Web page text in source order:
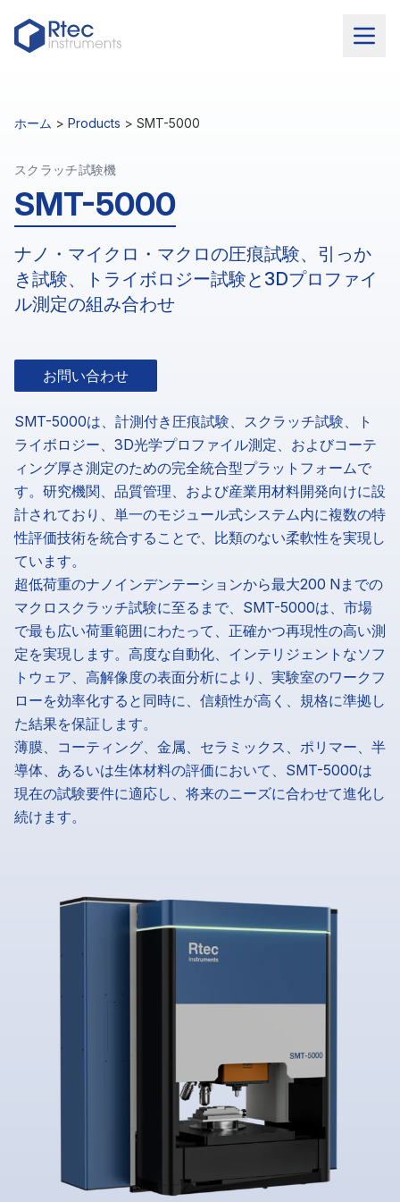
ホーム > Products > SMT-5000
スクラッチ試験機
SMT-5000
ナノ・マイクロ・マクロの圧痕試験、引っか
き試験、トライボロジー試験と3Dプロファイ
ル測定の組み合わせ
お問い合わせ
SMT-5000は、計測付き圧痕試験、スクラッチ試験、ト
ライボロジー、3D光学プロファイル測定、およびコーテ
ィング厚さ測定のための完全統合型プラットフォームで
す。研究機関、品質管理、および産業用材料開発向けに設
計されており、単一のモジュール式システム内に複数の特
性評価技術を統合することで、比類のない柔軟性を実現し
ています。
超低荷重のナノインデンテーションから最大200 Nまでの
マクロスクラッチ試験に至るまで、SMT-5000は、市場
で最も広い荷重範囲にわたって、正確かつ再現性の高い測
定を実現します。高度な自動化、インテリジェントなソフ
トウェア、高解像度の表面分析により、実験室のワークフ
ローを効率化すると同時に、信頼性が高く、規格に準拠し
た結果を保証します。
薄膜、コーティング、金属、セラミックス、ポリマー、半
導体、あるいは生体材料の評価において、SMT-5000は
現在の試験要件に適応し、将来のニーズに合わせて進化し
続けます。